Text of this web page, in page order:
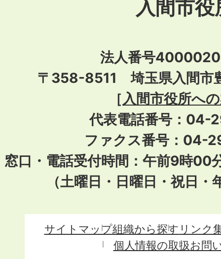
入間市役
法人番号
〒358-8511 埼玉県入間市
［入間市役所へ
代表電話番号：04-
ファクス番号：04-
窓口・電話受付時間：午前9時00
（土曜日・日曜日・祝日
サイトマップ組織から探す リンク
個人情報の取扱お問